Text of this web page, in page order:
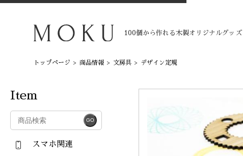
100個から作れる木製オリジナルグッズ
トップページ > 商品情報 > 文房具 > デザイン定規
Item
スマホ関連